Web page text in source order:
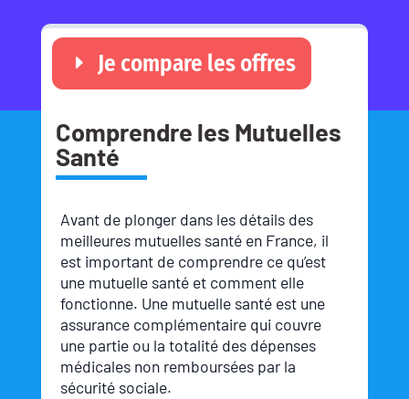
Je compare les offres
Comprendre les Mutuelles
Santé
Avant de plonger dans les détails des
meilleures mutuelles santé en France, il
est important de comprendre ce qu’est
une mutuelle santé et comment elle
fonctionne. Une mutuelle santé est une
assurance complémentaire qui couvre
une partie ou la totalité des dépenses
médicales non remboursées par la
sécurité sociale.